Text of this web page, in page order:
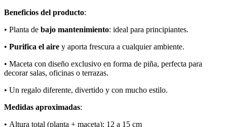
Beneficios del producto:
• Planta de bajo mantenimiento: ideal para principiantes.
• Purifica el aire y aporta frescura a cualquier ambiente.
• Maceta con diseño exclusivo en forma de piña, perfecta para
decorar salas, oficinas o terrazas.
• Un regalo diferente, divertido y con mucho estilo.
Medidas aproximadas:
• Altura total (planta + maceta): 12 a 15 cm